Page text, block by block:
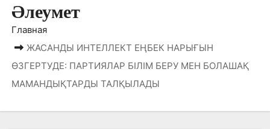
Әлеумет
Главная
ЖАСАНДЫ ИНТЕЛЛЕКТ ЕҢБЕК НАРЫҒЫН
ӨЗГЕРТУДЕ: ПАРТИЯЛАР БІЛІМ БЕРУ МЕН БОЛАШАҚ
МАМАНДЫҚТАРДЫ ТАЛҚЫЛАДЫ